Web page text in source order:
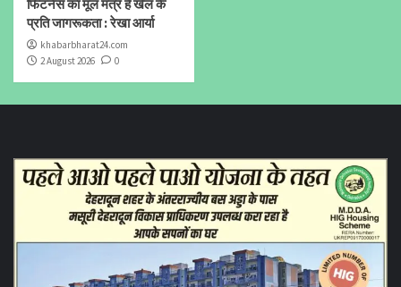
फिटनेस का मूल मंत्र है खेल के
प्रति जागरूकता : रेखा आर्या
khabarbharat24.com
2 August 2026
0